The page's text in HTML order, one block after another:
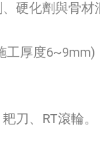
劑與骨材混
度6~9mm)
RT滾輪。